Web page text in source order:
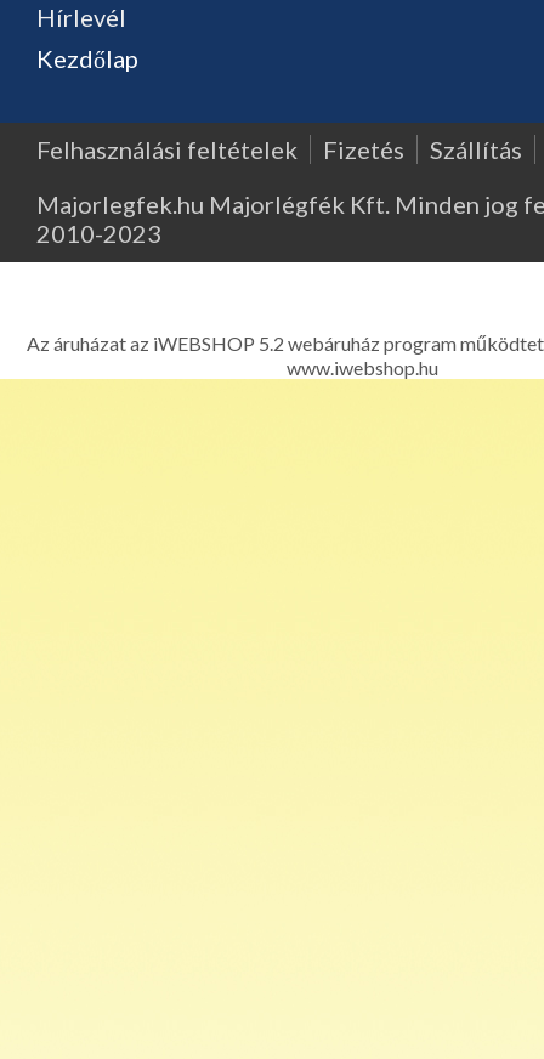
Hírlevél
Kezdőlap
Felhasználási feltételek Fizetés
Szállítás
Majorlegfek.hu Majorlégfék Kft. Minden jog
2010-2023
Az áruházat az iWEBSHOP 5.2 webáruház program
www.iwebshop.hu